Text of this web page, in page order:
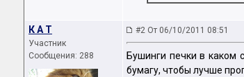
К А Т
Участник
Сообщения: 288
#2 От 06/10/2011 08:51
Бушинги печки в каком
бумагу, чтобы лучше